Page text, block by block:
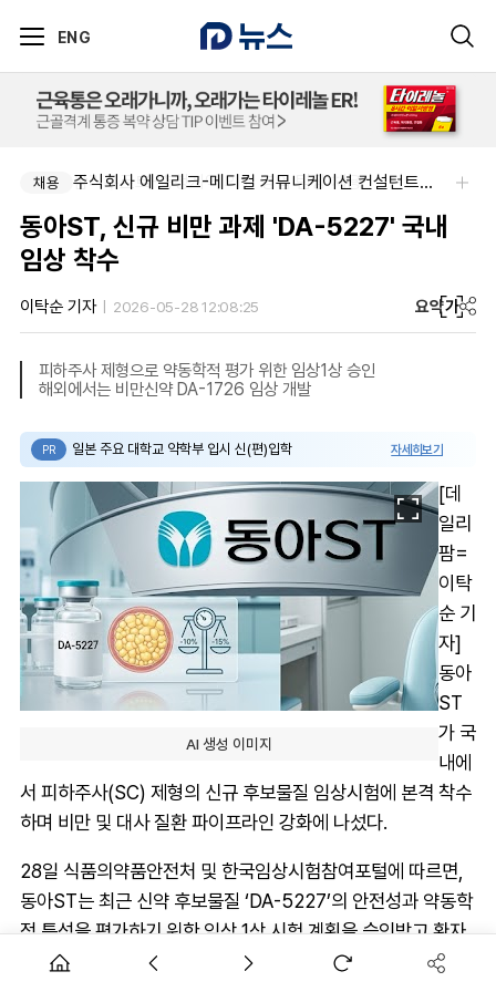
ENG
채용 팜리쿠르트-충청지역 의원 영업 팀장 채용
채용 주식회사 에일리크-메디컬 커뮤니케이션 컨설턴트(Associate) / 메디컬라이터 채용
동아ST, 신규 비만 과제 'DA-5227' 국내
임상 착수
이탁순 기자 2026-05-28 12:08:25 요약가
피하주사 제형으로 약동학적 평가 위한 임상1상 승인
해외에서는 비만신약 DA-1726 임상 개발
PR 일본 주요 대학교 약학부 입시 신(편)입학 자세히보기
AI 생성 이미지
[데
일리
팜=
이탁
순 기
자]
동아
ST
가 국
내에
서 피하주사(SC) 제형의 신규 후보물질 임상시험에 본격 착수
하며 비만 및 대사 질환 파이프라인 강화에 나섰다.
28일 식품의약품안전처 및 한국임상시험참여포털에 따르면,
동아ST는 최근 신약 후보물질 ‘DA-5227’의 안전성과 약동학
적 특성을 평가하기 위한 임상 1상 시험 계획을 승인받고 환자
모집 및 투약을 시작했다.